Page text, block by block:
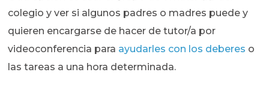
colegio y ver si algunos padres o madres puede y
quieren encargarse de hacer de tutor/a por
videoconferencia para ayudarles con los deberes o
las tareas a una hora determinada.